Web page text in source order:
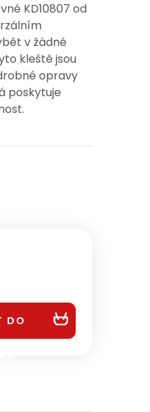
KD10807 od
v žádné
kleště jsou
opravy
poskytuje
DO